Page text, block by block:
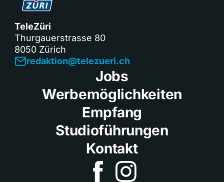
TeleZüri
Thurgauerstrasse 80
8050 Zürich
redaktion@telezueri.ch
Jobs
Werbemöglichkeiten
Empfang
Studioführungen
Kontakt